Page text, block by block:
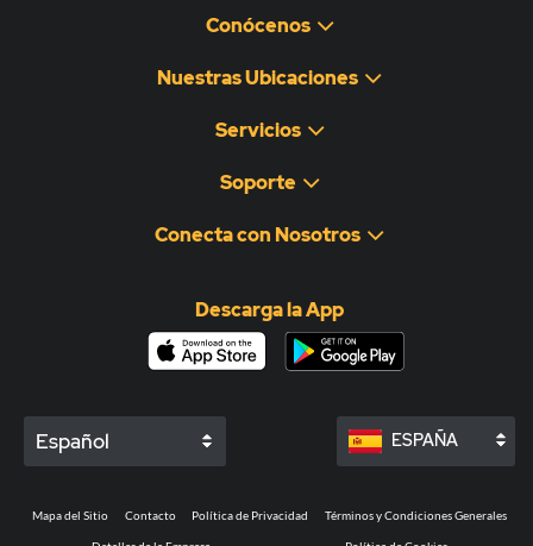
Conócenos
Nuestras Ubicaciones
Servicios
Soporte
Conecta con Nosotros
Descarga la App
Español ESPAÑA
Mapa del Sitio Contacto Política de Privacidad Términos y Condiciones Generales